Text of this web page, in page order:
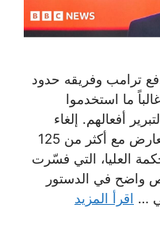
ترامب وفريقه حدود
ما استخدموا
أفعالهم. إلغاء
ترامب لحق المواطنة بالولادة تعارض مع أكثر من 125
العليا، التي فسّرت
واضح في الدستور
… اقرأ المزيد